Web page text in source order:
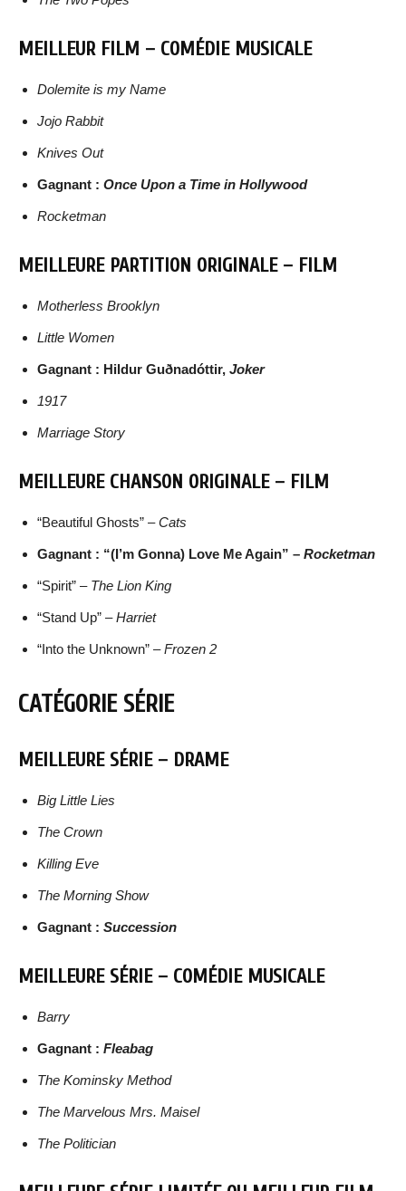
MEILLEUR FILM – COMÉDIE MUSICALE
Dolemite is my Name
Jojo Rabbit
Knives Out
Gagnant : Once Upon a Time in Hollywood
Rocketman
MEILLEURE PARTITION ORIGINALE – FILM
Motherless Brooklyn
Little Women
Gagnant : Hildur Guðnadóttir, Joker
1917
Marriage Story
MEILLEURE CHANSON ORIGINALE – FILM
“Beautiful Ghosts” –Cats
Gagnant : “(I’m Gonna) Love Me Again” – Rocketman
“Spirit” – The Lion King
“Stand Up” –Harriet
“Into the Unknown” –Frozen 2
CATÉGORIE SÉRIE
MEILLEURE SÉRIE – DRAME
Big Little Lies
The Crown
Killing Eve
The Morning Show
Gagnant : Succession
MEILLEURE SÉRIE – COMÉDIE MUSICALE
Barry
Gagnant : Fleabag
The Kominsky Method
The Marvelous Mrs. Maisel
The Politician